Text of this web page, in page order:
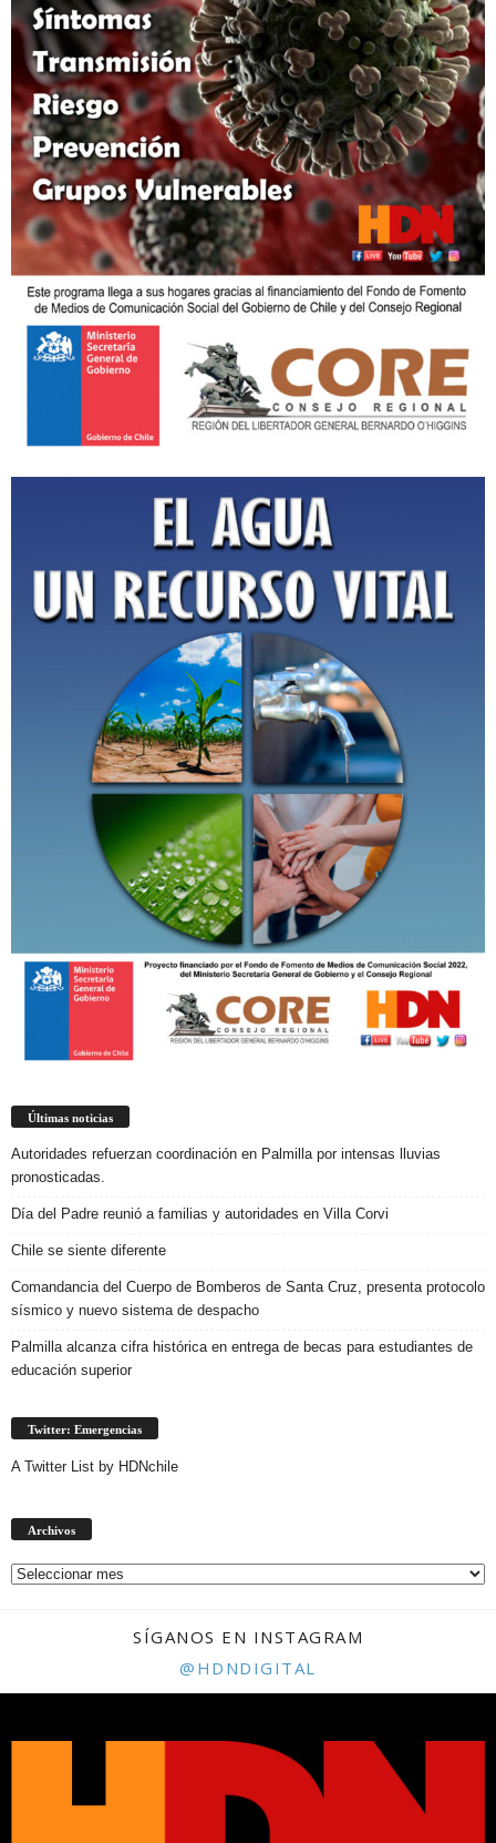
Últimas noticias
Autoridades refuerzan coordinación en Palmilla por intensas lluvias
pronosticadas.
Día del Padre reunió a familias y autoridades en Villa Corvi
Chile se siente diferente
Comandancia del Cuerpo de Bomberos de Santa Cruz, presenta protocolo
sísmico y nuevo sistema de despacho
Palmilla alcanza cifra histórica en entrega de becas para estudiantes de
educación superior
Twitter: Emergencias
A Twitter List by HDNchile
Archivos
SÍGANOS EN INSTAGRAM
@HDNDIGITAL